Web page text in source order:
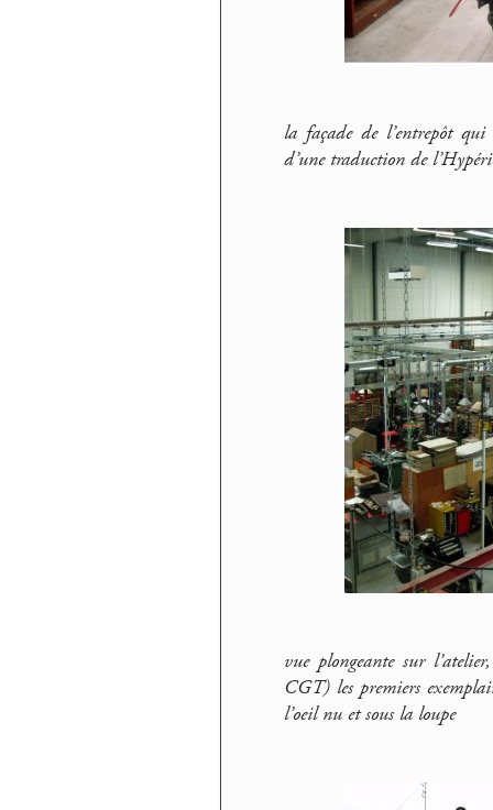
la façade de l’entrepôt qui
d’une traduction de
vue plongeante sur
CGT) les premiers
l’oeil nu et sous la loupe